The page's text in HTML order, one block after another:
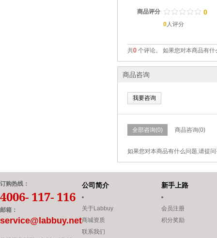
商品评分 / / / / /
. . . . . 0
0人评分
共0 个评论。 如果您对本商品有
商品咨询
我要咨询
全部咨询(0) 商品咨询(0)
如果您对本商品有什么问题,请提
订购热线：
4006- 117- 116
邮箱：
service@labbuy.net
公司简介
关于Labbuy
商城资质
联系我们
新手上路
会员注册
积分奖励